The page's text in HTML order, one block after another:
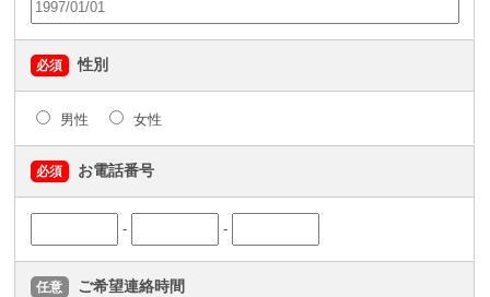
必須 性別
男性 女性
必須 お電話番号
- -
任意 ご希望連絡時間